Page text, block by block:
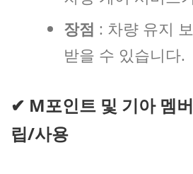
장점 : 차량 유지
받을 수 있습니다.
✔ M포인트 및 기아 멤
립/사용